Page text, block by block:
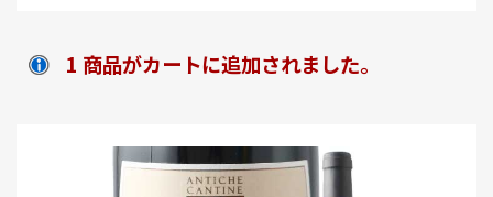
1 商品がカートに追加されました。